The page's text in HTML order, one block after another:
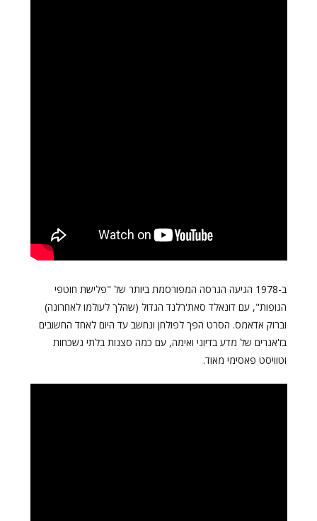
ב-1978 הגיעה הגרסה המפורסמת ביותר של "פלישת חוטפי
הגופות", עם דונאלד סאת'רלנד הגדול (שהלך לעולמו לאחרונה)
וברוק אדאמס. הסרט הפך לפולחן ונחשב עד היום לאחד החשובים
בז'אנרים של מדע בדיוני ואימה, עם כמה סצנות בלתי נשכחות
וטוויסט פאסימי מאוד.